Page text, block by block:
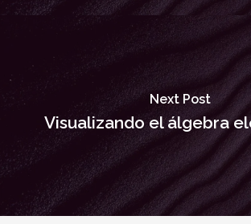
Next Post
Visualizando el álgebra